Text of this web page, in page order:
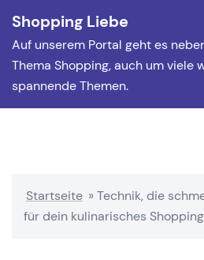
Inhalt
springen
Shopping Liebe
Auf unserem Portal geht es
Thema Shopping, auch um viele
spannende Themen.
Startseite »Technik, die
für dein kulinarisches